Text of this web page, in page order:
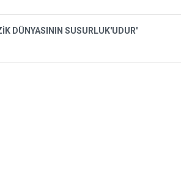
DÜNYASININ SUSURLUK'UDUR'